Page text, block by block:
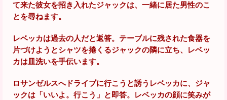
て来た彼女を招き入れたジャックは、一緒に居た男性のこ
とを尋ねます。
レベッカは過去の人だと返答。テーブルに残された食器を
片づけようとシャツを捲くるジャックの隣に立ち、レベッ
カは皿洗いを手伝います。
ロサンゼルスへドライブに行こうと誘うレベッカに、ジャ
ックは「いいよ。行こう」と即答。レベッカの顔に笑みが